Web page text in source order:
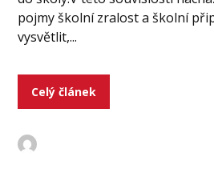
pojmy školní zralost a školní
vysvětlit,...
Celý článek